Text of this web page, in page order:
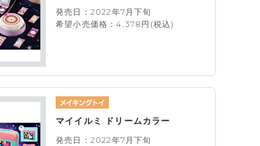
発売日：2022年7月下旬
希望小売価格：4,378円(税込)
マイイルミ ドリームカラー
発売日：2022年7月下旬